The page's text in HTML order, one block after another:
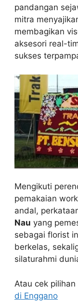
pandangan
mitra
membagikan
aksesori real-
sukses
Mengikuti
pemakaian
andal,
Nau yang
sebagai florist
berkelas,
silaturahmi
Atau cek
di Enggano